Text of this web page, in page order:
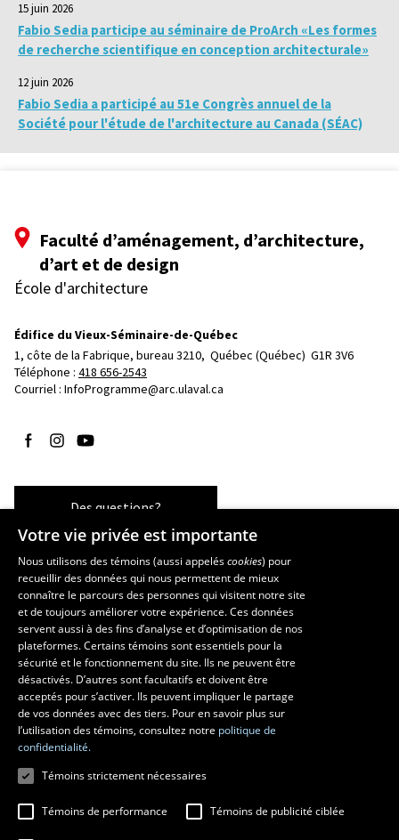
15 juin 2026
Fabio Sedia participe au séminaire de ProArch «Les formes
de recherche scientifique en conception architecturale»
12 juin 2026
Fabio Sedia a participé au 51e Congrès annuel de la
Société pour l'étude de l'architecture au Canada (SÉAC)
Faculté d’aménagement, d’architecture,
d’art et de design
École d'architecture
Édifice du Vieux-Séminaire-de-Québec
1, côte de la Fabrique, bureau 3210, Québec (Québec)  G1R 3V6
Téléphone : 418 656-2543
Courriel : InfoProgramme@arc.ulaval.ca
Suivez-nous sur Facebook
Suivez-nous sur Instagram
Suivez-nous sur YouTube
Des questions?
Les écoles et la recherche
École d’art
École supérieure d’aménagement du territoire et de développement
régional
École de design
Centre de recherche en aménagement et développement
Votre vie privée est importante
Nous utilisons des témoins (aussi appeléscookies) pour
recueillir des données qui nous permettent de mieux
connaître le parcours des personnes qui visitent notre site
et de toujours améliorer votre expérience. Ces données
servent aussi à des fins d’analyse et d’optimisation de nos
plateformes. Certains témoins sont essentiels pour la
sécurité et le fonctionnement du site. Ils ne peuvent être
désactivés. D’autres sont facultatifs et doivent être
acceptés pour s’activer. Ils peuvent impliquer le partage
de vos données avec des tiers. Pour en savoir plus sur
l’utilisation des témoins, consultez notre politique de
confidentialité.
Témoins strictement nécessaires
Témoins de performance Témoins de publicité ciblée